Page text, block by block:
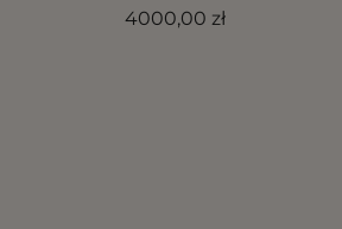
4000,00 zł